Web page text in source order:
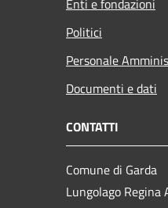
Politici
Personale
Documenti e dati
CONTATTI
Comune di Garda
Lungolago Regina